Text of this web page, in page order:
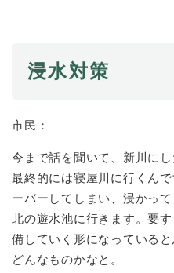
浸水対策
市民：
今まで話を聞いて、新川に
最終的には寝屋川に行くん
ーバーしてしまい、浸かっ
北の遊水池に行きます。要
備していく形になっている
どんなものかなと。